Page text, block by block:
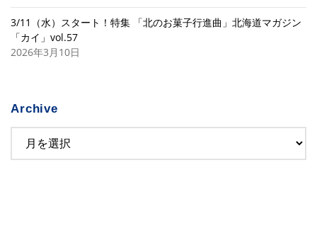
3/11（水）スタート！特集 「北のお菓子行進曲」北海道マガジン
「カイ」vol.57
2026年3月10日
Archive